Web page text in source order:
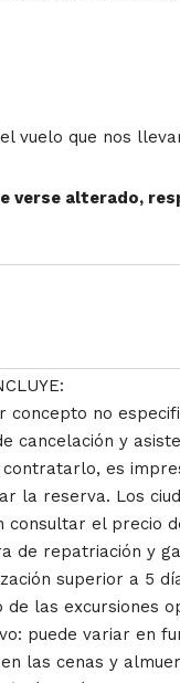
vuelo que nos
verse alterado,
concepto no
cancelación y
es
la reserva. Los
consultar el precio
de repatriación y
superior a 5
de las excursiones
puede variar en
las cenas y